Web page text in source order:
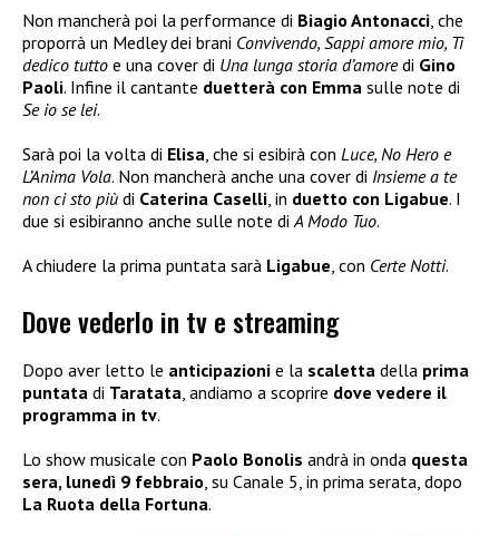
Non mancherà poi la performance di Biagio Antonacci , che
proporrà un Medley dei brani Convivendo, Sappi amore mio, Ti
dedico tutto e una cover di Una lunga storia d’amoredi Gino
Paoli. Infine il cantante duetterà con Emma sulle note di
Se io se lei.
Sarà poi la volta di Elisa , che si esibirà con Luce, No Hero e
L’Anima Vola. Non mancherà anche una cover di Insieme a te
non ci sto più di Caterina Caselli , in duetto con Ligabue. I
due si esibiranno anche sulle note di A Modo Tuo.
A chiudere la prima puntata sarà Ligabue , con Certe Notti.
Dove vederlo in tv e streaming
Dopo aver letto le anticipazioni e la scaletta della prima
puntata di Taratata, andiamo a scoprire dove vedere il
programma in tv.
Lo show musicale con Paolo Bonolis andrà in onda questa
sera, lunedì 9 febbraio, su Canale 5, in prima serata, dopo
La Ruota della Fortuna.